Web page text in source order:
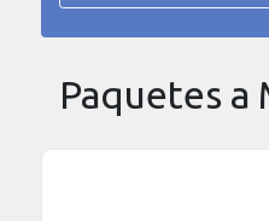
Paquetes a